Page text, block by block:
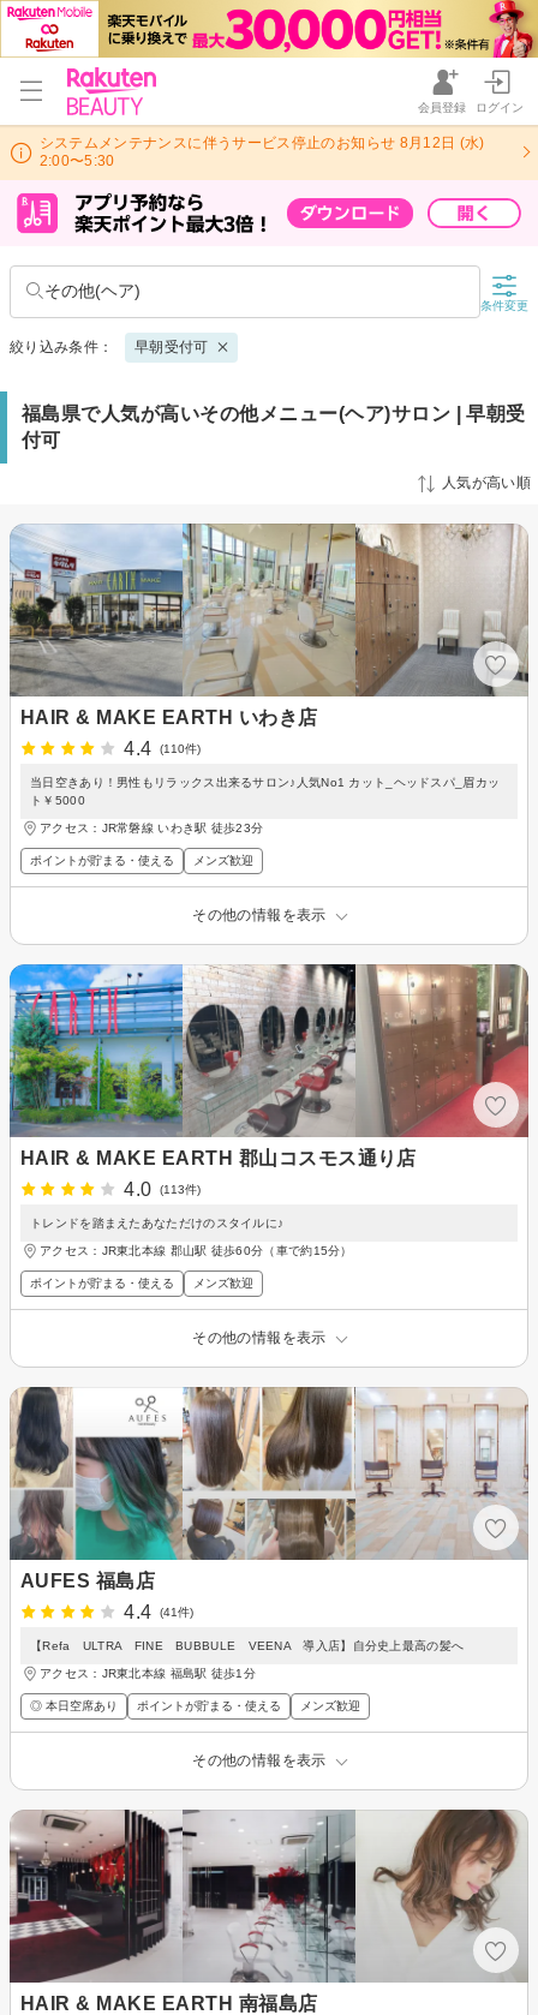
会員登録 ログイン
システムメンテナンスに伴うサービス停止のお知らせ 8月12日 (水)
2:00〜5:30
その他(ヘア)
条件変更
絞り込み条件： 早朝受付可
福島県で人気が高いその他メニュー(ヘア)サロン | 早朝受
付可
人気が高い順
HAIR & MAKE EARTH いわき店
4.4
(110件)
当日空きあり！男性もリラックス出来るサロン♪人気No1 カット_ヘッドスパ_眉カッ
ト￥5000
アクセス：JR常磐線 いわき駅 徒歩23分
ポイントが貯まる・使える メンズ歓迎
その他の情報を表示
HAIR & MAKE EARTH 郡山コスモス通り店
4.0
(113件)
トレンドを踏まえたあなただけのスタイルに♪
アクセス：JR東北本線 郡山駅 徒歩60分（車で約15分）
ポイントが貯まる・使える メンズ歓迎
その他の情報を表示
AUFES 福島店
4.4
(41件)
【Refa ULTRA FINE BUBBULE VEENA 導入店】自分史上最高の髪へ
アクセス：JR東北本線 福島駅 徒歩1分
◎ 本日空席あり ポイントが貯まる・使える メンズ歓迎
その他の情報を表示
HAIR & MAKE EARTH 南福島店